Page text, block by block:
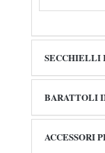
SECCHIELLI
BARATTOLI
ACCESSORI